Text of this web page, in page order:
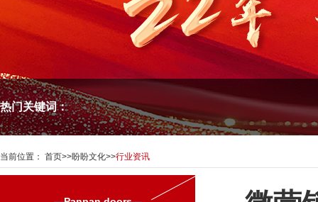
热门关键词：
当前位置： 首页>>盼盼文化>>行业资讯